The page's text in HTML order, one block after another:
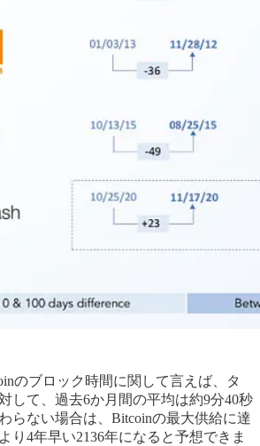
のブロック時間に関して言えば、タ
して、過去6か月間の平均は約9分40秒
らない場合は、Bitcoinの最大供給に達
り4年早い2136年になると予想できま